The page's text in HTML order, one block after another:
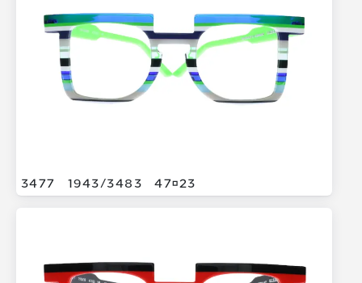
3477 1943/3483 4723